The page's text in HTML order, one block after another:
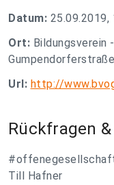
Datum: 25.09.2019,
Ort:
Url: http://
Rückfragen
Till Hafner